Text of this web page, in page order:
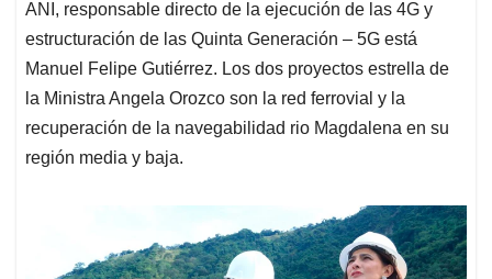
ANI, responsable directo de la ejecución de las 4G y
estructuración de las Quinta Generación – 5G está
Manuel Felipe Gutiérrez. Los dos proyectos estrella de
la Ministra Angela Orozco son la red ferrovial y la
recuperación de la navegabilidad rio Magdalena en su
región media y baja.